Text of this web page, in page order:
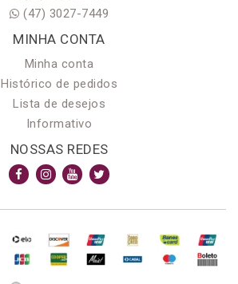
(47) 3027-7449
MINHA CONTA
Minha conta
Histórico de pedidos
Lista de desejos
Informativo
NOSSAS REDES